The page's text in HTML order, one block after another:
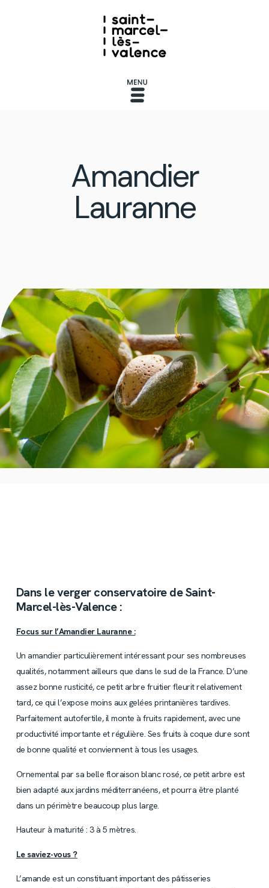
Amandier
Lauranne
Dans le verger conservatoire de Saint-
Marcel-lès-Valence :
Focus sur l’Amandier Lauranne :
Un amandier particulièrement intéressant pour ses nombreuses
qualités, notamment ailleurs que dans le sud de la France. D’une
assez bonne rusticité, ce petit arbre fruitier fleurit relativement
tard, ce qui l’expose moins aux gelées printanières tardives.
Parfaitement autofertile, il monte à fruits rapidement, avec une
productivité importante et régulière. Ses fruits à coque dure sont
de bonne qualité et conviennent à tous les usages.
Ornemental par sa belle floraison blanc rosé, ce petit arbre est
bien adapté aux jardins méditerranéens, et pourra être planté
dans un périmètre beaucoup plus large.
Hauteur à maturité : 3 à 5 mètres.
Le saviez-vous ?
L’amande est un constituant important des pâtisseries